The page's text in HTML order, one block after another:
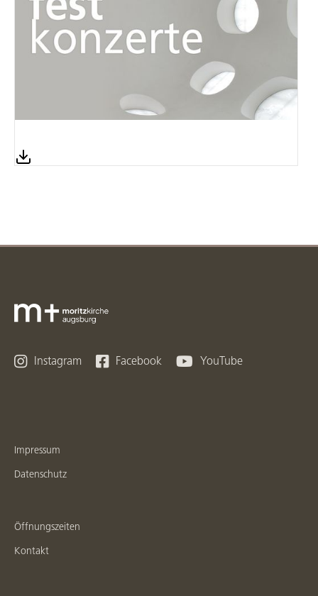
 Instagram  Facebook  YouTube
Impressum
Datenschutz
Öffnungszeiten
Kontakt